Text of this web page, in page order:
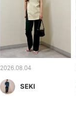
2026.08.04
SEKI